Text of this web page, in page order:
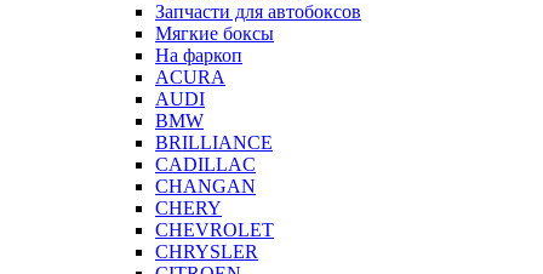
Запчасти для автобоксов
Мягкие боксы
На фаркоп
ACURA
AUDI
BMW
BRILLIANCE
CADILLAC
CHANGAN
CHERY
CHEVROLET
CHRYSLER